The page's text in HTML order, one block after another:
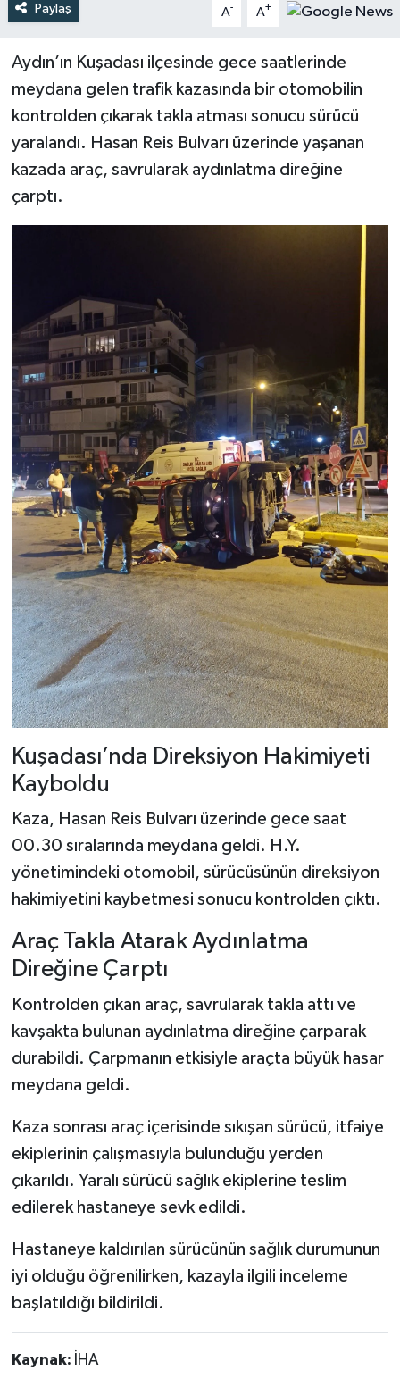
Paylaş A- A+
Aydın’ın Kuşadası ilçesinde gece saatlerinde
meydana gelen trafik kazasında bir otomobilin
kontrolden çıkarak takla atması sonucu sürücü
yaralandı. Hasan Reis Bulvarı üzerinde yaşanan
kazada araç, savrularak aydınlatma direğine
çarptı.
Kuşadası’nda Direksiyon Hakimiyeti
Kayboldu
Kaza, Hasan Reis Bulvarı üzerinde gece saat
00.30 sıralarında meydana geldi. H.Y.
yönetimindeki otomobil, sürücüsünün direksiyon
hakimiyetini kaybetmesi sonucu kontrolden çıktı.
Araç Takla Atarak Aydınlatma
Direğine Çarptı
Kontrolden çıkan araç, savrularak takla attı ve
kavşakta bulunan aydınlatma direğine çarparak
durabildi. Çarpmanın etkisiyle araçta büyük hasar
meydana geldi.
Kaza sonrası araç içerisinde sıkışan sürücü, itfaiye
ekiplerinin çalışmasıyla bulunduğu yerden
çıkarıldı. Yaralı sürücü sağlık ekiplerine teslim
edilerek hastaneye sevk edildi.
Hastaneye kaldırılan sürücünün sağlık durumunun
iyi olduğu öğrenilirken, kazayla ilgili inceleme
başlatıldığı bildirildi.
Kaynak: İHA